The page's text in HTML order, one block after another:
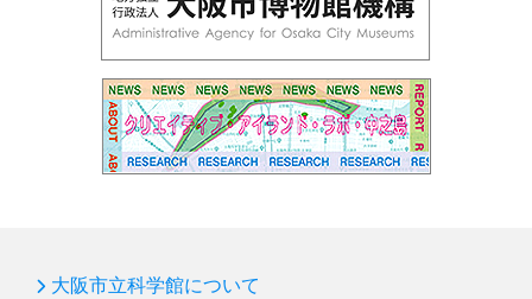
大阪市立科学館について